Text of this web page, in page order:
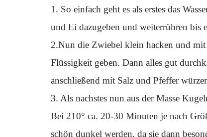
1. So einfach geht es als erstes das
und Ei dazugeben und weiterrühren bis
2.Nun die Zwiebel klein hacken und
Flüssigkeit geben. Dann alles gut
anschließend mit Salz und Pfeffer
3. Als nachstes nun aus der Masse
Bei 210° ca. 20-30 Minuten je nach
schön dunkel werden, da sie dann